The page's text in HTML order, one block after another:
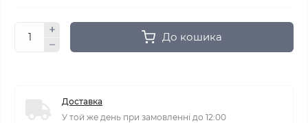
До кошика
Доставка
У той же день при замовленні до 12:00